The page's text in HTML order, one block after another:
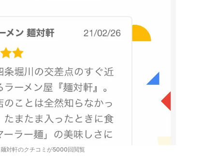
麺対軒のクチコミが5000回閲覧